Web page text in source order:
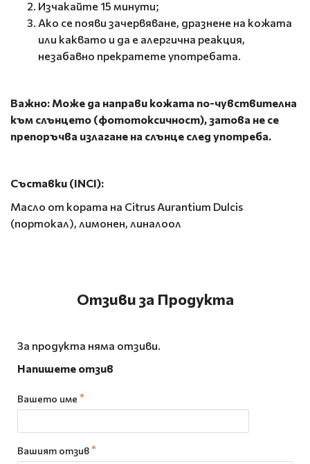
Изчакайте 15 минути;
Ако се появи зачервяване, дразнене на кожата
или каквато и да е алергична реакция,
незабавно прекратете употребата.
Важно: Може да направи кожата по-чувствителна
към слънцето (фототоксичност), затова не се
препоръчва излагане на слънце след употреба.
Съставки (INCI):
Масло от кората на Citrus Aurantium Dulcis
(портокал), лимонен, линалоол
Отзиви за Продукта
За продукта няма отзиви.
Напишете отзив
Вашето име
Вашият отзив